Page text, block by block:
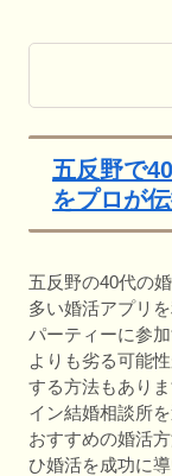
五反野で
をプロが伝
五反野の40代の
多い婚活アプリ
パーティーに参
よりも劣る可能
する方法もあり
イン結婚相談所
おすすめの婚活
ひ婚活を成功に